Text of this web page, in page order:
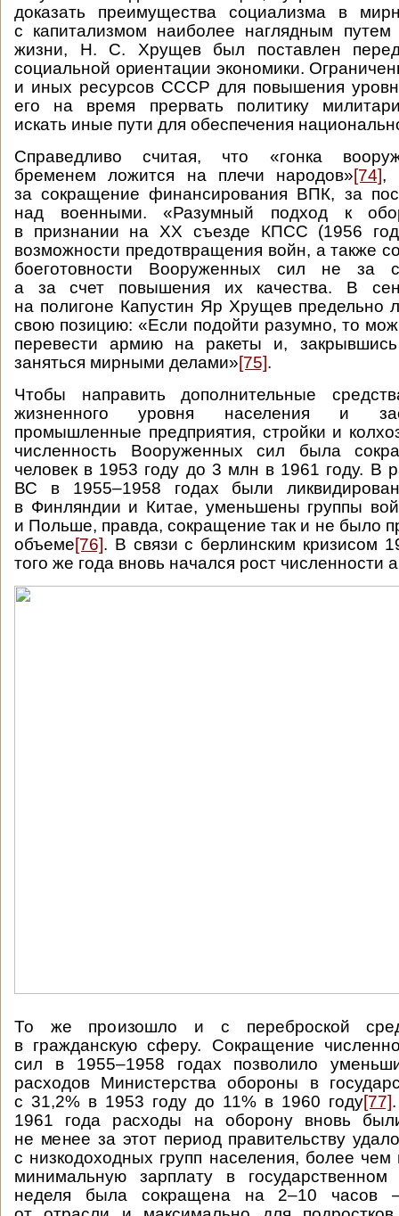
доказать преимущества социализма в
с капитализмом наиболее наглядным
жизни, Н. С. Хрущев был поставлен перед
социальной ориентации экономики.
и иных ресурсов СССР для повышения
его на время прервать политику
искать иные пути для обеспечения
Справедливо считая, что «гонка
бременем ложится на плечи народов»[74],
за сокращение финансирования ВПК, за
над военными. «Разумный подход к
в признании на ХХ съезде КПСС (1956
возможности предотвращения войн, а также
боеготовности Вооруженных сил не за
а за счет повышения их качества. В
на полигоне Капустин Яр Хрущев предельно
свою позицию: «Если подойти разумно, то
перевести армию на ракеты и,
заняться мирными делами»[75].
Чтобы направить дополнительные
жизненного уровня населения и
промышленные предприятия, стройки и
численность Вооруженных сил была
человек в 1953 году до 3 млн в 1961 году. В
ВС в 1955–1958 годах были
в Финляндии и Китае, уменьшены группы
и Польше, правда, сокращение так и не было
объеме[76]. В связи с берлинским кризисом
того же года вновь начался рост численности
То же произошло и с переброской
в гражданскую сферу. Сокращение
сил в 1955–1958 годах позволило
расходов Министерства обороны в
с 31,2% в 1953 году до 11% в 1960 году[77]
1961 года расходы на оборону вновь
не менее за этот период правительству
с низкодоходных групп населения, более чем
минимальную зарплату в государственном
неделя была сокращена на 2–10 часов